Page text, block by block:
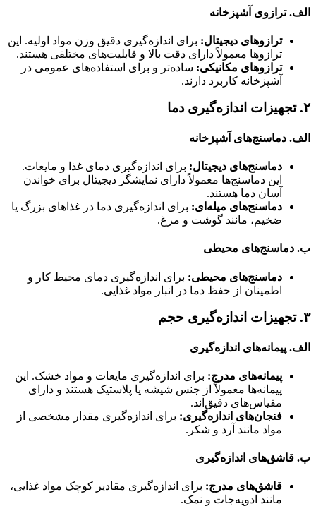
الف. ترازوی آشپزخانه
ترازوهای دیجیتال: برای اندازه‌گیری دقیق وزن مواد اولیه. این
ترازوها معمولاً دارای دقت بالا و قابلیت‌های مختلفی هستند.
ترازوهای مکانیکی: ساده‌تر و برای استفاده‌های عمومی در
آشپزخانه کاربرد دارند.
۲. تجهیزات اندازه‌گیری دما
الف. دماسنج‌های آشپزخانه
دماسنج‌های دیجیتال: برای اندازه‌گیری دمای غذا و مایعات.
این دماسنج‌ها معمولاً دارای نمایشگر دیجیتال برای خواندن
آسان دما هستند.
دماسنج‌های میله‌ای: برای اندازه‌گیری دما در غذاهای بزرگ یا
ضخیم، مانند گوشت و مرغ.
ب. دماسنج‌های محیطی
دماسنج‌های محیطی: برای اندازه‌گیری دمای محیط کار و
اطمینان از حفظ دما در انبار مواد غذایی.
۳. تجهیزات اندازه‌گیری حجم
الف. پیمانه‌های اندازه‌گیری
پیمانه‌های مدرج: برای اندازه‌گیری مایعات و مواد خشک. این
پیمانه‌ها معمولاً از جنس شیشه یا پلاستیک هستند و دارای
مقیاس‌های دقیق‌اند.
فنجان‌های اندازه‌گیری: برای اندازه‌گیری مقدار مشخصی از
مواد مانند آرد و شکر.
ب. قاشق‌های اندازه‌گیری
قاشق‌های مدرج: برای اندازه‌گیری مقادیر کوچک مواد غذایی،
مانند ادویه‌جات و نمک.